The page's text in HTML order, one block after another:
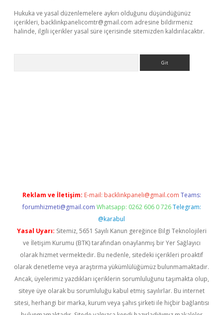
Hukuka ve yasal düzenlemelere aykırı olduğunu düşündüğünüz
içerikleri, backlinkpanelicomtr@gmail.com adresine bildirmeniz
halinde, ilgili içerikler yasal süre içerisinde sitemizden kaldırılacaktır.
Reklam ve İletişim: E-mail: backlinkpaneli@gmail.com Teams:
forumhizmeti@gmail.com Whatsapp: 0262 606 0 726 Telegram:
@karabul
Yasal Uyarı: Sitemiz, 5651 Sayılı Kanun gereğince Bilgi Teknolojileri
ve İletişim Kurumu (BTK) tarafından onaylanmış bir Yer Sağlayıcı
olarak hizmet vermektedir. Bu nedenle, sitedeki içerikleri proaktif
olarak denetleme veya araştırma yükümlülüğümüz bulunmamaktadır.
Ancak, üyelerimiz yazdıkları içeriklerin sorumluluğunu taşımakta olup,
siteye üye olarak bu sorumluluğu kabul etmiş sayılırlar. Bu internet
sitesi, herhangi bir marka, kurum veya şahıs şirketi ile hiçbir bağlantısı